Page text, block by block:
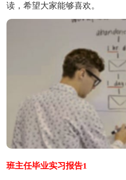
读，希望大家能够喜欢。
班主任毕业实习报告1